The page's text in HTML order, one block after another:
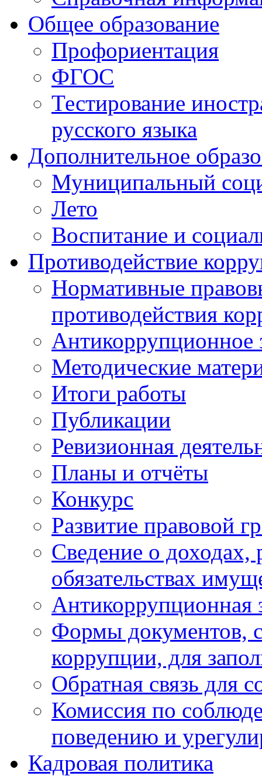
Общее образование
Профориентация
ФГОС
Тестирование
русского языка
Дополнительное
Муниципальный
Лето
Воспитание и
Противодействие
Нормативные
противодействия
Антикоррупционное
Методические
Итоги работы
Публикации
Ревизионная
Планы и отчёты
Конкурс
Развитие правовой
Сведение о доходах,
обязательствах
Антикоррупционная
Формы документов,
коррупции, для
Обратная связь для
Комиссия по
поведению и
Кадровая политика